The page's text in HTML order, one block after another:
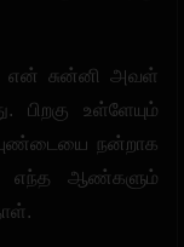
என் சுன்னி அவள்
உள்ளேயும்
புண்டையை நன்றாக
எந்த ஆண்களும்